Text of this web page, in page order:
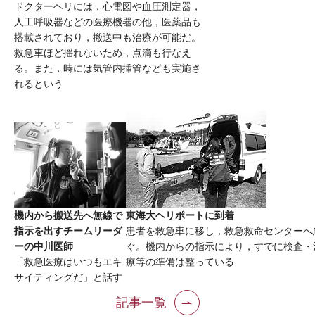
ドクターヘリには，心電図や血圧測定器，
人工呼吸器などの医療機器の他，医薬品も
搭載されており，搬送中も治療が可能だ。
救急車ほど揺れないため，点滴も行なえ
る。また，時には気管内挿管なども実施さ
れるという
機内から搬送先へ無線で
指示を出すチームリーダ
ーの中川医師
「救急医療はいつもエキ
サイティングだ」と話す
東海大ヘリポートに到着
患者を救急車に移し，救急救命センターへ
ぐ。機内からの指示により，すでに検査・
療等の準備は整っている
記事一覧